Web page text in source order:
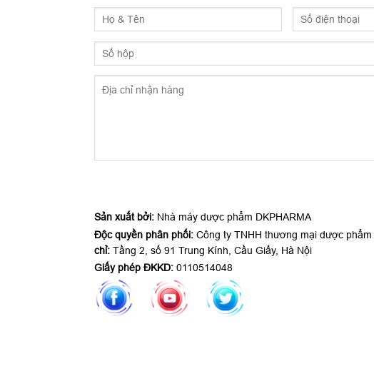
Sản xuất bởi: Nhà máy dược phẩm DKPHARMA
Độc quyền phân phối: Công ty TNHH thương mại dược phẩm
chỉ: Tầng 2, số 91 Trung Kính, Cầu Giấy, Hà Nội
Giấy phép ĐKKD: 0110514048